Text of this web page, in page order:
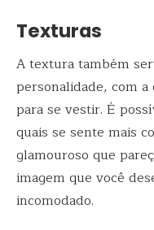
Texturas
A textura também
personalidade, com
para se vestir. É
quais se sente mais
glamouroso que
imagem que você
incomodado.